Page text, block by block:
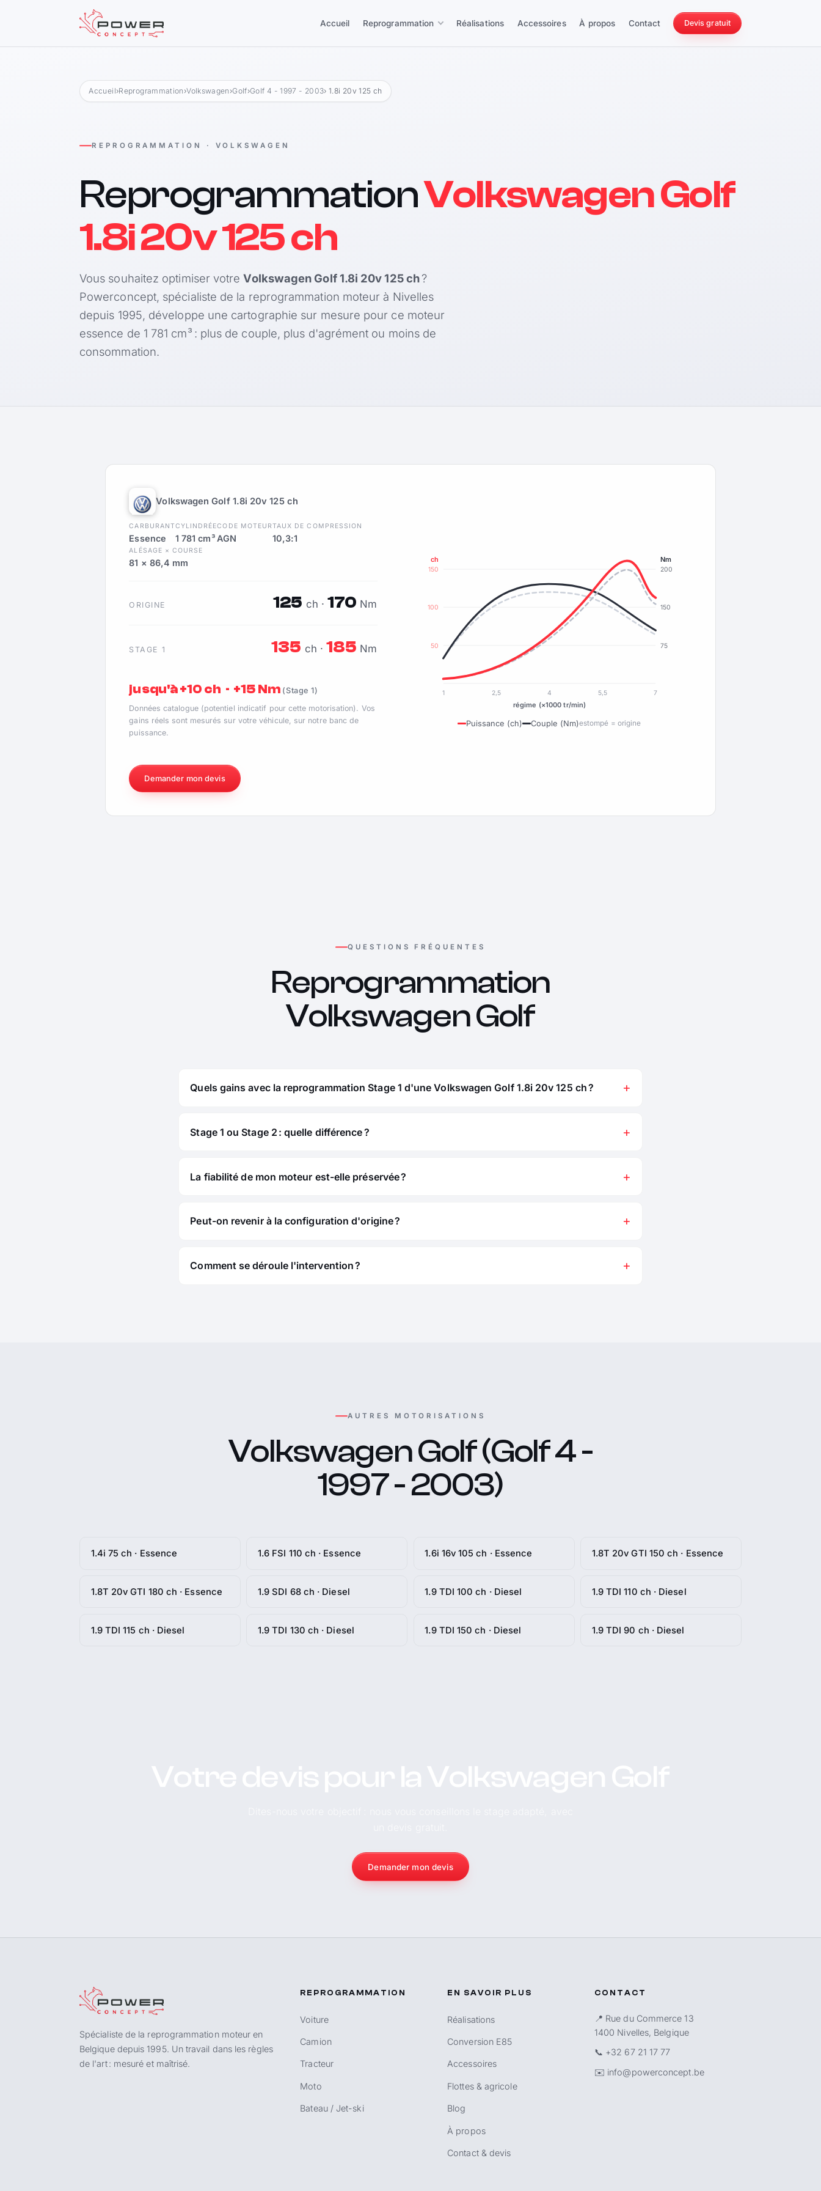
Accueil Reprogrammation Réalisations Accessoires À propos Contact Devis gratuit
228 Nm
Accueil›Reprogrammation ›Volkswagen ›Golf›Golf 4 - 1997 - 2003› 1.8i 20v 125 ch
REPROGRAMMATION · VOLKSWAGEN
ReprogrammationVolkswagen Golf
1.8i 20v 125 ch
Vous souhaitez optimiser votreVolkswagen Golf 1.8i 20v 125 ch?
Powerconcept, spécialiste de la reprogrammation moteur à Nivelles
depuis 1995, développe une cartographie sur mesure pour ce moteur
essence de 1 781 cm³ : plus de couple, plus d'agrément ou moins de
consommation.
Volkswagen Golf 1.8i 20v 125 ch
CARBURANT
Essence
CYLINDRÉE
1 781 cm³
CODE MOTEUR
AGN
TAUX DE COMPRESSION
10,3:1
ALÉSAGE × COURSE
81 × 86,4 mm
ORIGINE 125 ch · 170 Nm
STAGE 1 135 ch ·185 Nm
jusqu'à +10 ch · +15 Nm (Stage 1)
Données catalogue (potentiel indicatif pour cette motorisation). Vos
gains réels sont mesurés sur votre véhicule, sur notre banc de
puissance.
50
100
150
75
150
200
ch Nm
1 2,5 4 5,5 7
régime (×1000 tr/min)
Puissance (ch) Couple (Nm)estompé = origine
Demander mon devis
QUESTIONS FRÉQUENTES
Reprogrammation
Volkswagen Golf
Quels gains avec la reprogrammation Stage 1 d'une Volkswagen Golf 1.8i 20v 125 ch ?
Stage 1 ou Stage 2 : quelle différence ?
La fiabilité de mon moteur est-elle préservée ?
Peut-on revenir à la configuration d'origine ?
Comment se déroule l'intervention ?
AUTRES MOTORISATIONS
Volkswagen Golf (Golf 4 -
1997 - 2003)
1.4i 75 ch · Essence 1.6 FSI 110 ch · Essence 1.6i 16v 105 ch · Essence 1.8T 20v GTI 150 ch · Essence
1.8T 20v GTI 180 ch · Essence 1.9 SDI 68 ch · Diesel 1.9 TDI 100 ch · Diesel 1.9 TDI 110 ch · Diesel
1.9 TDI 115 ch · Diesel 1.9 TDI 130 ch · Diesel 1.9 TDI 150 ch · Diesel 1.9 TDI 90 ch · Diesel
Demander mon devis
Spécialiste de la reprogrammation moteur en
Belgique depuis 1995. Un travail dans les règles
de l'art : mesuré et maîtrisé.
REPROGRAMMATION
Voiture
Camion
Tracteur
Moto
Bateau / Jet-ski
EN SAVOIR PLUS
Réalisations
Conversion E85
Accessoires
Flottes & agricole
Blog
À propos
Contact & devis
CONTACT
📍 Rue du Commerce 13
1400 Nivelles, Belgique
📞 +32 67 21 17 77
✉️ info@powerconcept.be